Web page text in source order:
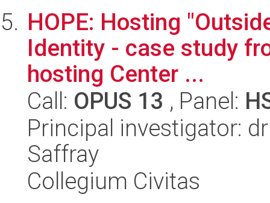
HOPE: Hosting
Identity - case study
hosting Center ...
Call: OPUS 13 , Panel:
Principal investigator:
Saffray
Collegium Civitas